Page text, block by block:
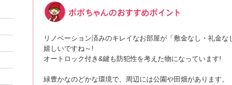
リノベーション済みのキレイなお部屋が「敷金なし・礼金な
嬉しいですね～!
オートロック付き&鍵も防犯性を考えた物になっています!
緑豊かなのどかな環境で、周辺には公園や田畑があります。